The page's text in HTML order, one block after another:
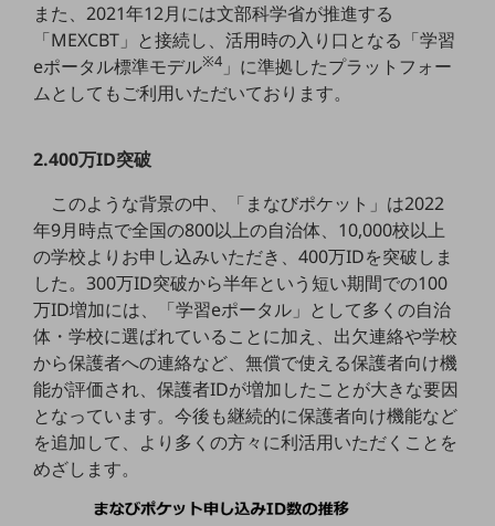
災害対策・BCP
課題・ニーズで探す
課題・ニーズで探すTOP
マーケティング
業務効率化
災害対策
職場環境整備
地域共創・地方創生
セキュリティ対策
遠隔監視
顧客体験（CX）改善
自動化・省電化
また、2021年12月には文部科学省が推進する
「MEXCBT」と接続し、活用時の入り口となる「学習
eポータル標準モデル※4 」に準拠したプラットフォー
ムとしてもご利用いただいております。
2.400万ID突破
このような背景の中、「まなびポケット」は2022
年9月時点で全国の800以上の自治体、10,000校以上
の学校よりお申し込みいただき、400万IDを突破しま
した。300万ID突破から半年という短い期間での100
万ID増加には、「学習eポータル」として多くの自治
体・学校に選ばれていることに加え、出欠連絡や学校
から保護者への連絡など、無償で使える保護者向け機
能が評価され、保護者IDが増加したことが大きな要因
となっています。今後も継続的に保護者向け機能など
を追加して、より多くの方々に利活用いただくことを
めざします。